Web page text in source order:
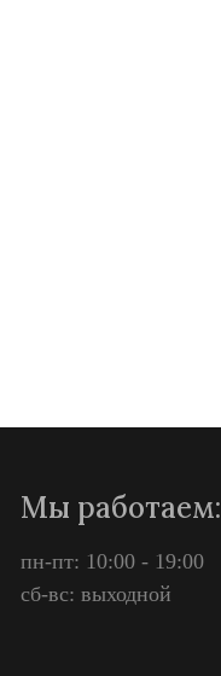
Мы работаем:
пн-пт: 10:00 - 19:00
сб-вс: выходной